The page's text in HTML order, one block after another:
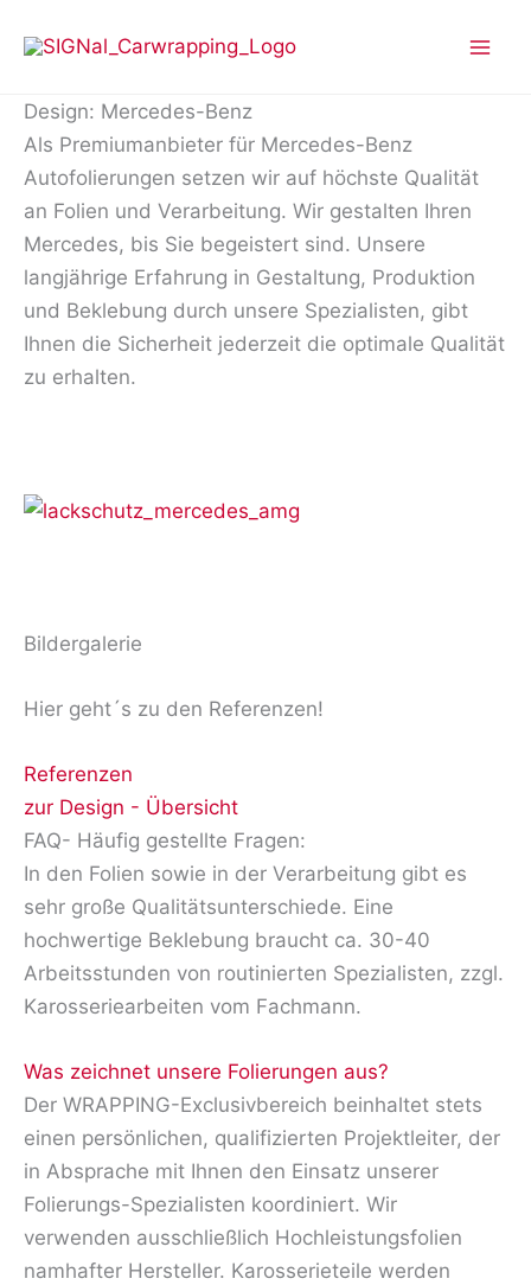
Inhalt
Design: Mercedes-Benz
Als Premiumanbieter für Mercedes-Benz
Autofolierungen setzen wir auf höchste Qualität
an Folien und Verarbeitung. Wir gestalten Ihren
Mercedes, bis Sie begeistert sind. Unsere
langjährige Erfahrung in Gestaltung, Produktion
und Beklebung durch unsere Spezialisten, gibt
Ihnen die Sicherheit jederzeit die optimale Qualität
zu erhalten.
Bildergalerie
Hier geht´s zu den Referenzen!
Referenzen
zur Design - Übersicht
FAQ- Häufig gestellte Fragen:
In den Folien sowie in der Verarbeitung gibt es
sehr große Qualitätsunterschiede. Eine
hochwertige Beklebung braucht ca. 30-40
Arbeitsstunden von routinierten Spezialisten, zzgl.
Karosseriearbeiten vom Fachmann.
Was zeichnet unsere Folierungen aus?
Der WRAPPING-Exclusivbereich beinhaltet stets
einen persönlichen, qualifizierten Projektleiter, der
in Absprache mit Ihnen den Einsatz unserer
Folierungs-Spezialisten koordiniert. Wir
verwenden ausschließlich Hochleistungsfolien
namhafter Hersteller. Karosserieteile werden